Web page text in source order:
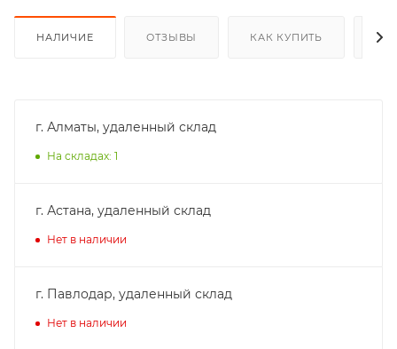
НАЛИЧИЕ ОТЗЫВЫ КАК КУПИТЬ
г. Алматы, удаленный склад
На складах: 1
г. Астана, удаленный склад
Нет в наличии
г. Павлодар, удаленный склад
Нет в наличии